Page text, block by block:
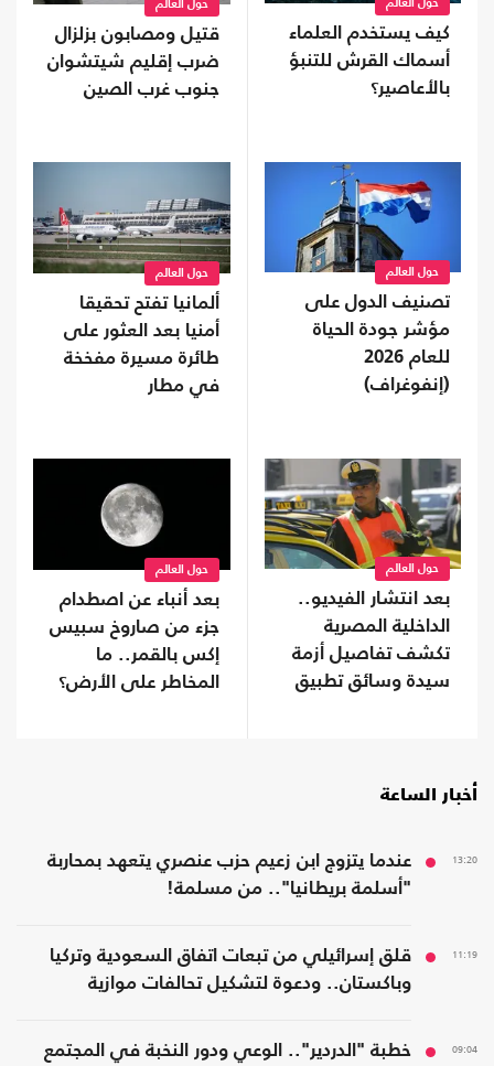
حول العالم
كيف يستخدم العلماء
أسماك القرش للتنبؤ
بالأعاصير؟
حول العالم
قتيل ومصابون بزلزال
ضرب إقليم شيتشوان
جنوب غرب الصين
حول العالم
تصنيف الدول على
مؤشر جودة الحياة
للعام 2026
(إنفوغراف)
حول العالم
ألمانيا تفتح تحقيقا
أمنيا بعد العثور على
طائرة مسيرة مفخخة
في مطار
حول العالم
بعد انتشار الفيديو..
الداخلية المصرية
تكشف تفاصيل أزمة
سيدة وسائق تطبيق
حول العالم
بعد أنباء عن اصطدام
جزء من صاروخ سبيس
إكس بالقمر.. ما
المخاطر على الأرض؟
أخبار الساعة
13:20
عندما يتزوج ابن زعيم حزب عنصري يتعهد بمحاربة
"أسلمة بريطانيا".. من مسلمة!
11:19
قلق إسرائيلي من تبعات اتفاق السعودية وتركيا
وباكستان.. ودعوة لتشكيل تحالفات موازية
09:04
خطبة "الدردير".. الوعي ودور النخبة في المجتمع